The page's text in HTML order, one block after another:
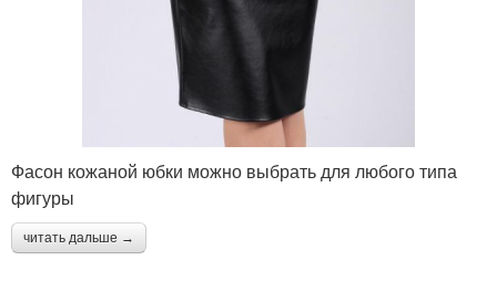
Фасон кожаной юбки можно выбрать для любого типа
фигуры
читать дальше →